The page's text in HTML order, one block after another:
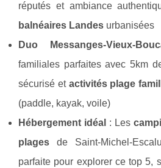
réputés et ambiance
balnéaires Landes urbanisées
Duo Messanges-Vieux-
familiales parfaites avec 5km
sécurisé et activités plage
(paddle, kayak, voile)
Hébergement idéal : Les
plages de Saint-Michel-
parfaite pour explorer ce top 5,